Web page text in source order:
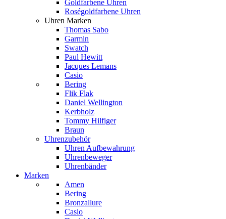
Goldfarbene Uhren
Roségoldfarbene Uhren
Uhren Marken
Thomas Sabo
Garmin
Swatch
Paul Hewitt
Jacques Lemans
Casio
Bering
Flik Flak
Daniel Wellington
Kerbholz
Tommy Hilfiger
Braun
Uhrenzubehör
Uhren Aufbewahrung
Uhrenbeweger
Uhrenbänder
Marken
Amen
Bering
Bronzallure
Casio